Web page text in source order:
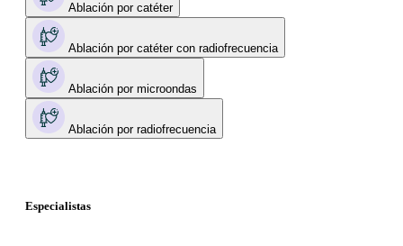
Ablación por catéter
Ablación por catéter con radiofrecuencia
Ablación por microondas
Ablación por radiofrecuencia
Especialistas